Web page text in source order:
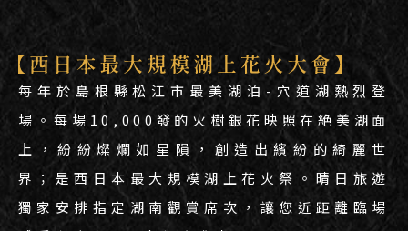
每年於島根縣松江市最美湖泊-穴道湖熱烈登
場。每場10,000發的火樹銀花映照在絶美湖面
上，紛紛燦爛如星隕，創造出繽紛的綺麗世
界；是西日本最大規模湖上花火祭。晴日旅遊
獨家安排指定湖南觀賞席次，讓您近距離臨場